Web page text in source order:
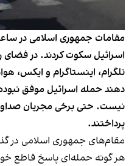
مقامات جمهوری اسلامی در
اسرائیل سکوت کردند. در
تلگرام، اینستاگرام و ایکس،
دهند حمله اسرائیل موفق
نیست. حتی برخی مجریان
پرداختند.
مقام‌های جمهوری اسلامی در
هر گونه حمله‌ای پاسخ قاطع